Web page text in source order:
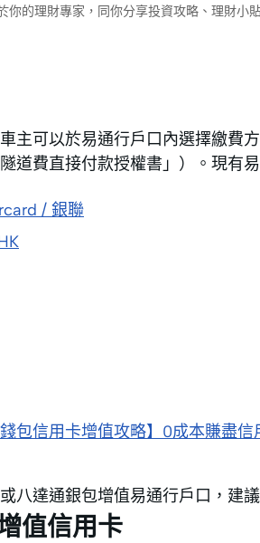
你的理財專家，同你分享投資攻略、理財小
主可以於易通行戶口內選擇繳費
道費直接付款授權書」）。現有
/ 銀聯
錢包信用卡增值攻略】0成本賺盡信
八達通銀包增值易通行戶口，建
值信用卡